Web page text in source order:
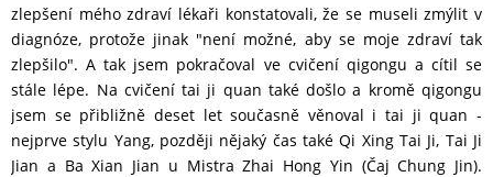
zlepšení mého zdraví lékaři konstatovali, že se museli zmýlit v
diagnóze, protože jinak "není možné, aby se moje zdraví tak
zlepšilo". A tak jsem pokračoval ve cvičení qigongu a cítil se
stále lépe. Na cvičení tai ji quan také došlo a kromě qigongu
jsem se přibližně deset let současně věnoval i tai ji quan -
nejprve stylu Yang, později nějaký čas také Qi Xing Tai Ji, Tai Ji
Jian a Ba Xian Jian u Mistra Zhai Hong Yin (Čaj Chung Jin).